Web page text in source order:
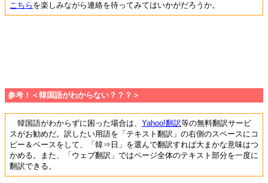
こちら を楽しみながら連絡を待ってみてはいかがだろうか。
参考！＜韓国語がわからない？？？＞
韓国語がわからずに困った場合は、 Yahoo!翻訳等の無料翻訳サービ
スがお勧めだ。訳したい用語を「テキスト翻訳」の右側のスペースにコ
ピー＆ペースをして、「韓⇒日」を選んで翻訳すれば大まかな意味はつ
かめる。また、「ウェブ翻訳」ではページ全体のテキスト部分を一度に
翻訳できる。